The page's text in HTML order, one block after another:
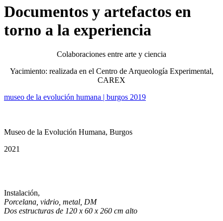
Documentos y artefactos en
torno a la experiencia
Colaboraciones entre arte y ciencia
Yacimiento: realizada en el Centro de Arqueología Experimental,
CAREX
museo de la evolución humana | burgos 2019
Museo de la Evolución Humana, Burgos
2021
Instalación,
Porcelana, vidrio, metal, DM
Dos estructuras de 120 x 60 x 260 cm alto